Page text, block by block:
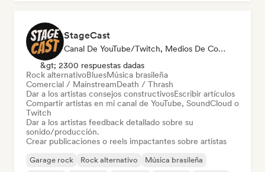
StageCast
Canal De YouTube/Twitch, Medios De Comunicación/Periodista, Mentor, Social Media Influencer, Experto En Sonido
&gt; 2300 respuestas dadas
Rock alternativoBluesMúsica brasileña
Comercial / MainstreamDeath / Thrash
Dar a los artistas consejos constructivosEscribir artículos
Compartir artistas en mi canal de YouTube, SoundCloud o
Twitch
Dar a los artistas feedback detallado sobre su
sonido/producción.
Crear publicaciones o reels impactantes sobre artistas
Garage rock Rock alternativo
Música brasileña